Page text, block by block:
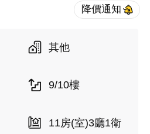
其他
9/10樓
11房(室)3廳1衛